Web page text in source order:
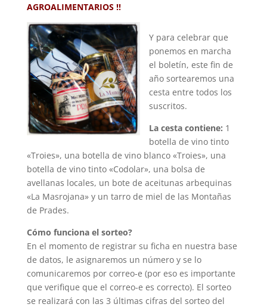
AGROALIMENTARIOS !!
Y para celebrar que
ponemos en marcha
el boletín, este fin de
año sortearemos una
cesta entre todos los
suscritos.
La cesta contiene: 1
botella de vino tinto
«Troies», una botella de vino blanco «Troies», una
botella de vino tinto «Codolar», una bolsa de
avellanas locales, un bote de aceitunas arbequinas
«La Masrojana» y un tarro de miel de las Montañas
de Prades.
Cómo funciona el sorteo?
En el momento de registrar su ficha en nuestra base
de datos, le asignaremos un número y se lo
comunicaremos por correo-e (por eso es importante
que verifique que el correo-e es correcto). El sorteo
se realizará con las 3 últimas cifras del sorteo del